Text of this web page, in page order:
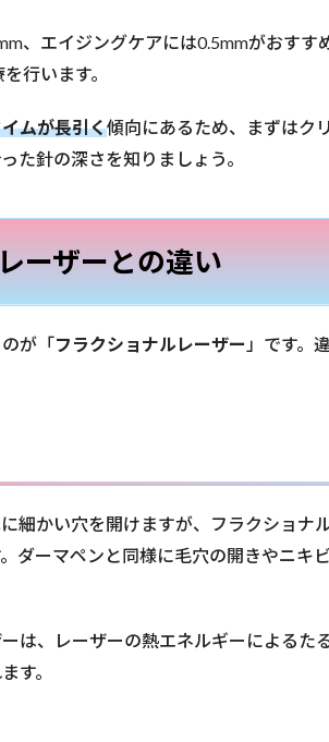
、エイジングケアには0.5mmがおすす
行います。
ムが長引く傾向にあるため、まずはク
た針の深さを知りましょう。
ーザーとの違い
が「フラクショナルレーザー 」です。
細かい穴を開けますが、フラクショナ
ダーマペンと同様に毛穴の開きやニキ
は、レーザーの熱エネルギーによるた
す。